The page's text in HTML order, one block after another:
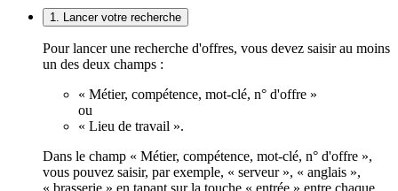
1. Lancer votre recherche
Pour lancer une recherche d'offres, vous devez saisir au moins
un des deux champs :
« Métier, compétence, mot-clé, n° d'offre »
ou
« Lieu de travail ».
Dans le champ « Métier, compétence, mot-clé, n° d'offre »,
vous pouvez saisir, par exemple, « serveur », « anglais »,
« brasserie » en tapant sur la touche « entrée » entre chaque